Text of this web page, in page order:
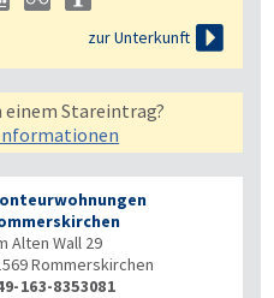
zur Unterkunft 
einem Stareintrag?
Alten Wall 29
Rommerskirchen
163-8353081